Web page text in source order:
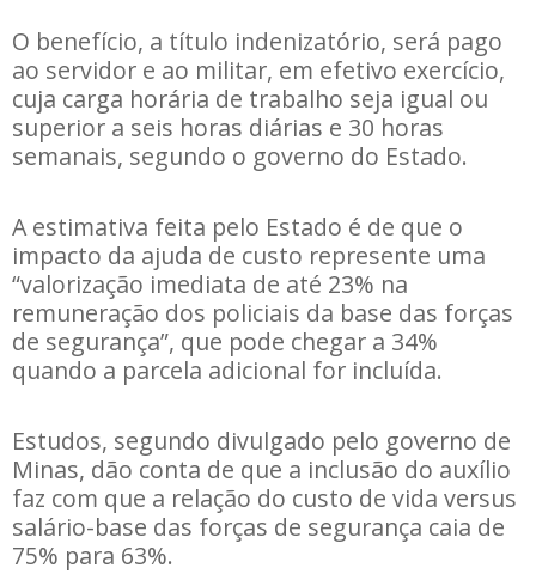
O benefício, a título indenizatório, será pago
ao servidor e ao militar, em efetivo exercício,
cuja carga horária de trabalho seja igual ou
superior a seis horas diárias e 30 horas
semanais, segundo o governo do Estado.
A estimativa feita pelo Estado é de que o
impacto da ajuda de custo represente uma
“valorização imediata de até 23% na
remuneração dos policiais da base das forças
de segurança”, que pode chegar a 34%
quando a parcela adicional for incluída.
Estudos, segundo divulgado pelo governo de
Minas, dão conta de que a inclusão do auxílio
faz com que a relação do custo de vida versus
salário-base das forças de segurança caia de
75% para 63%.